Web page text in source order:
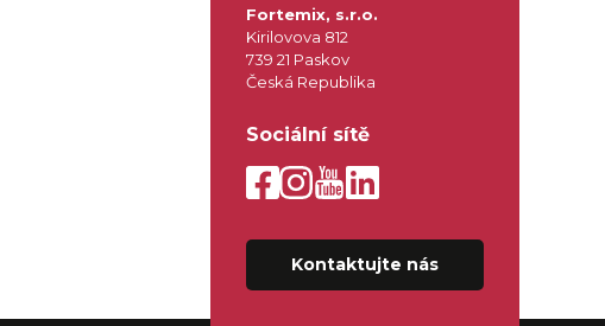
Fortemix, s.r.o.
Kirilovova 812
739 21 Paskov
Česká Republika
Sociální sítě
Kontaktujte nás